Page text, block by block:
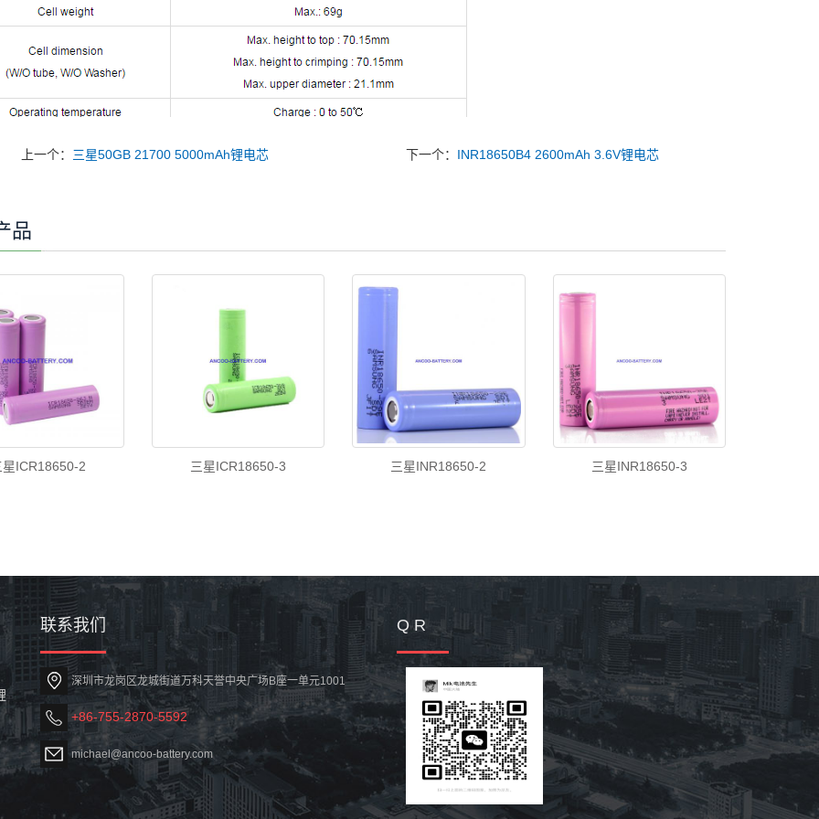
上一个： 三星50GB 21700 5000mAh锂电芯 下一个： INR18650B4 2600mAh 3.6V锂电芯
品
星ICR18650-2 三星ICR18650-3 三星INR18650-2 三星INR18650-3
联系我们
深圳市龙岗区龙城街道万科天誉中央广场B座一单元1001
+86-755-2870-5592
michael@ancoo-battery.com
Q R